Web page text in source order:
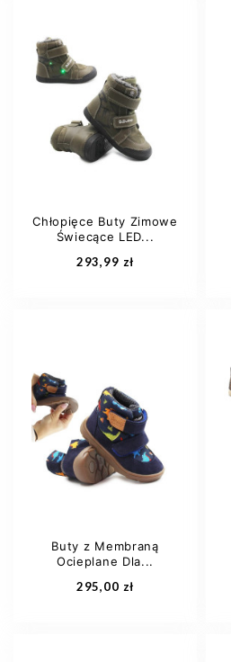
23
26
Dodaj do koszyka
Chłopięce Buty Zimowe
Świecące LED...
293,99 zł
31 32
36
Dodaj do koszyka
Buty z Membraną
Ocieplane Dla...
295,00 zł